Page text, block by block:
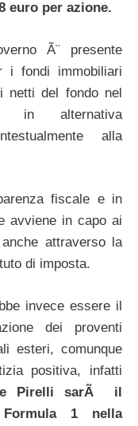
euro per azione.
Ã¨ presente
i fondi immobiliari
netti del fondo nel
in alternativa
alla
fiscale e in
avviene in capo ai
attraverso la
di imposta.
invece essere il
dei proventi
esteri, comunque
positiva, infatti
Pirelli sarÃ il
1 nella